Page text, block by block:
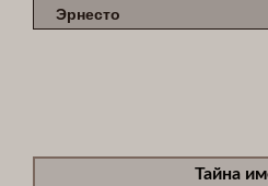
Эрнесто
Тайна